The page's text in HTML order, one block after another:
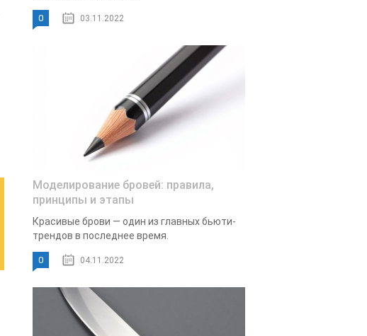
0 03.11.2022
Моделирование бровей: правила,
принципы и этапы
Красивые брови — один из главных бьюти-
трендов в последнее время.
0 04.11.2022